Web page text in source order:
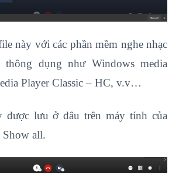
này với các phần mềm nghe nhạc
dụng như Windows media
Player Classic – HC, v.v…
được lưu ở đâu trên máy tính của
Show all.